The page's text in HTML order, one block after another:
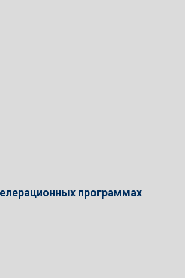
программах